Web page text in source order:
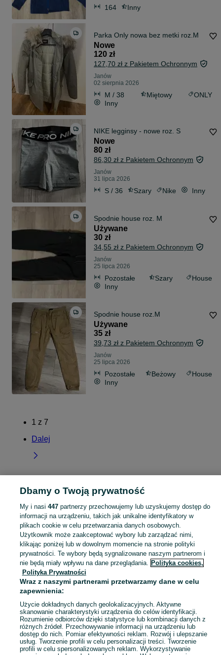
164 Inny
Parka Only nowa bez metki roz.M
Nowe
120 zł
127,70 zł z Pakietem Ochronnym
Janów
02 sierpnia 2026
M / 38 Miętowy
ONLY
Inny
NIKE legginsy - nowe roz. S
Nowe
80 zł
86,30 zł z Pakietem Ochronnym
Janów
31 lipca 2026
S / 36 Szary Nike Inny
Spodnie house roz. M
Używane
30 zł
34,55 zł z Pakietem Ochronnym
Janów
25 lipca 2026
Pozostałe Szary
House
Inny
Spodnie house roz.M
Używane
35 zł
39,73 zł z Pakietem Ochronnym
Janów
25 lipca 2026
Pozostałe Beżowy
House
Inny
1 z 7
Dalej
Strona główna Świętokrzyskie Janów
KATEGORIA
Zobacz
Mapa kategorii
Mapa miejscowości
Mapa ministron
Popularne wyszukiwania
Dbamy o Twoją prywatność
My i nasi 447partnerzy przechowujemy lub uzyskujemy dostęp do
informacji na urządzeniu, takich jak unikalne identyfikatory w
plikach cookie w celu przetwarzania danych osobowych.
Użytkownik może zaakceptować wybory lub zarządzać nimi,
klikając poniżej lub w dowolnym momencie na stronie polityki
prywatności. Te wybory będą sygnalizowane naszym partnerom i
nie będą miały wpływu na dane przeglądania. Polityka cookies,
Polityka Prywatności
Wraz z naszymi partnerami przetwarzamy dane w celu
zapewnienia:
Użycie dokładnych danych geolokalizacyjnych. Aktywne
skanowanie charakterystyki urządzenia do celów identyfikacji.
Rozumienie odbiorców dzięki statystyce lub kombinacji danych z
różnych źródeł. Przechowywanie informacji na urządzeniu lub
dostęp do nich. Pomiar efektywności reklam. Rozwój i ulepszanie
usług. Tworzenie profili w celu personalizacji treści. Tworzenie
profili w celu spersonalizowanych reklam. Wykorzystywanie